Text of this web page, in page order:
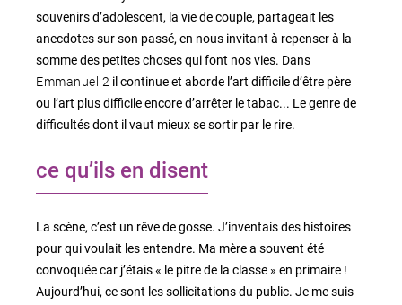
souvenirs d’adolescent, la vie de couple, partageait les
anecdotes sur son passé, en nous invitant à repenser à la
somme des petites choses qui font nos vies. Dans
Emmanuel 2 il continue et aborde l’art difficile d’être père
ou l’art plus difficile encore d’arrêter le tabac... Le genre de
difficultés dont il vaut mieux se sortir par le rire.
ce qu’ils en disent
La scène, c’est un rêve de gosse. J’inventais des histoires
pour qui voulait les entendre. Ma mère a souvent été
convoquée car j’étais « le pitre de la classe » en primaire !
Aujourd’hui, ce sont les sollicitations du public. Je me suis